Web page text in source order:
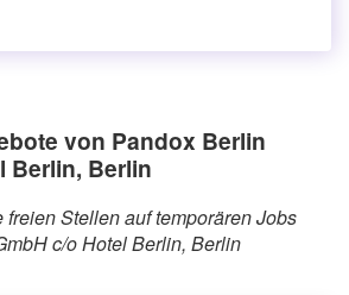
von Pandox Berlin
Berlin, Berlin
Stellen auf temporären Jobs
c/o Hotel Berlin, Berlin